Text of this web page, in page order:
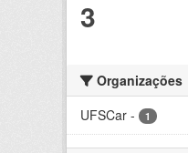
3
Organizações
UFSCar - 1